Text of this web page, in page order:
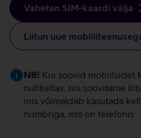
Vahetan SIM-kaardi välja
Liitun uue
NB! Kui soovid mobiilsidet
nutikellas, siis soovitame
mis võimaldab kasutada
numbriga, mis on telefonis